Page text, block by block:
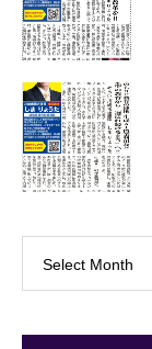
Select Month